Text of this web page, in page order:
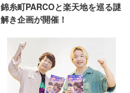
錦糸町PARCOと楽天地を巡る謎
解き企画が開催！